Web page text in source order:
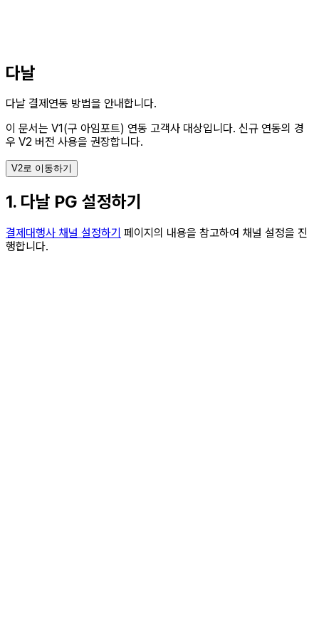
다날
다날 결제연동 방법을 안내합니다.
이 문서는 V1(구 아임포트) 연동 고객사 대상입니다. 신규 연동의 경
우 V2 버전 사용을 권장합니다.
V2로 이동하기
1. 다날 PG 설정하기
결제대행사 채널 설정하기 페이지의 내용을 참고하여 채널 설정을 진
행합니다.